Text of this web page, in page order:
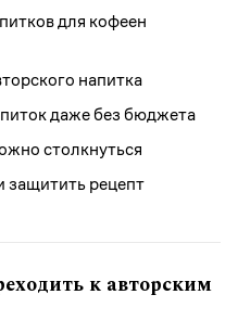
для кофеен
напитка
даже без бюджета
столкнуться
рецепт
к авторским